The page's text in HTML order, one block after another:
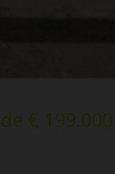
€ 199.000